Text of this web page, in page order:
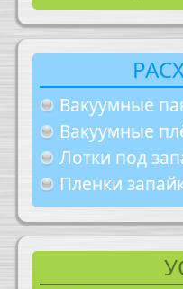
Вакуумные
Вакуумные
Лотки под
Пленки